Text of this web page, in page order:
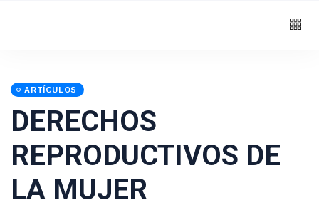
ARTÍCULOS
DERECHOS
REPRODUCTIVOS DE
LA MUJER